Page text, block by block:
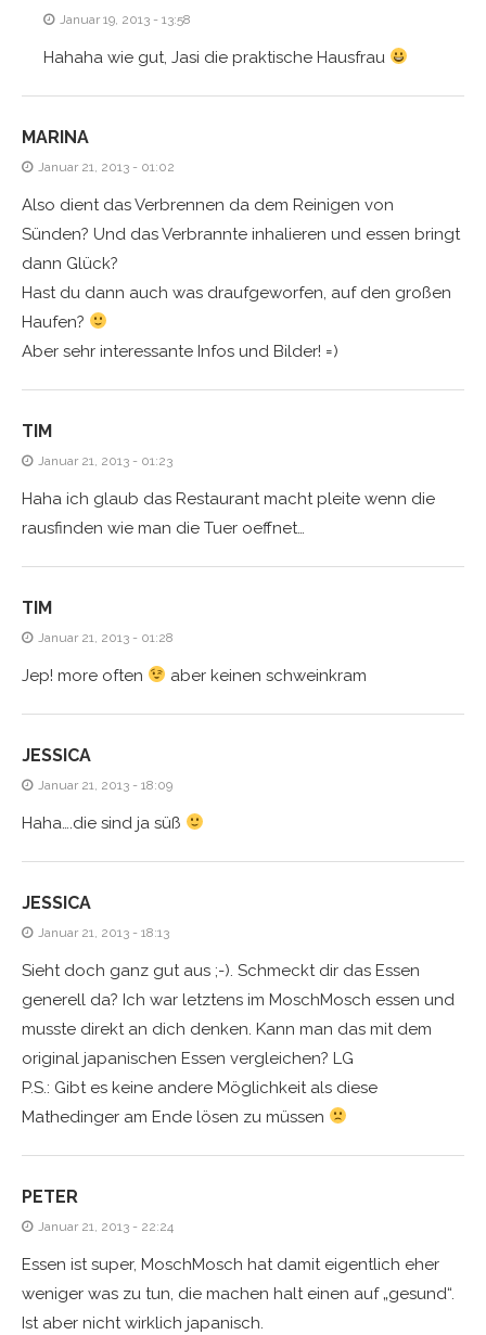
Januar 19, 2013 - 13:58
Hahaha wie gut, Jasi die praktische Hausfrau
MARINA
Januar 21, 2013 - 01:02
Also dient das Verbrennen da dem Reinigen von
Sünden? Und das Verbrannte inhalieren und essen bringt
dann Glück?
Hast du dann auch was draufgeworfen, auf den großen
Haufen?
Aber sehr interessante Infos und Bilder! =)
TIM
Januar 21, 2013 - 01:23
Haha ich glaub das Restaurant macht pleite wenn die
rausfinden wie man die Tuer oeffnet…
TIM
Januar 21, 2013 - 01:28
Jep! more often aber keinen schweinkram
JESSICA
Januar 21, 2013 - 18:09
Haha….die sind ja süß
JESSICA
Januar 21, 2013 - 18:13
Sieht doch ganz gut aus ;-). Schmeckt dir das Essen
generell da? Ich war letztens im MoschMosch essen und
musste direkt an dich denken. Kann man das mit dem
original japanischen Essen vergleichen? LG
P.S.: Gibt es keine andere Möglichkeit als diese
Mathedinger am Ende lösen zu müssen
PETER
Januar 21, 2013 - 22:24
Essen ist super, MoschMosch hat damit eigentlich eher
weniger was zu tun, die machen halt einen auf „gesund“.
Ist aber nicht wirklich japanisch.